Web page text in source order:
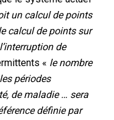
un calcul de points
calcul de points sur
de
« le nombre
périodes
de maladie … sera
définie par